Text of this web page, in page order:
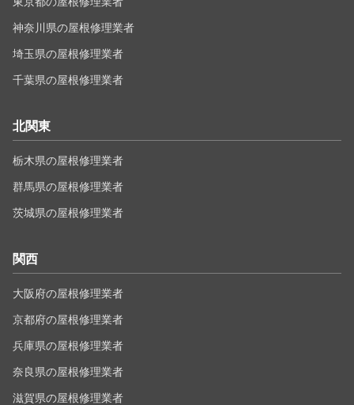
神奈川県の屋根修理業者
埼玉県の屋根修理業者
千葉県の屋根修理業者
北関東
栃木県の屋根修理業者
群馬県の屋根修理業者
茨城県の屋根修理業者
関西
大阪府の屋根修理業者
京都府の屋根修理業者
兵庫県の屋根修理業者
奈良県の屋根修理業者
滋賀県の屋根修理業者